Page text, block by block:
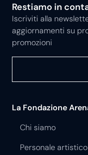
Restiamo in
Iscriviti alla
aggiornamenti su
promozioni
La Fondazione
Chi siamo
Personale artistico